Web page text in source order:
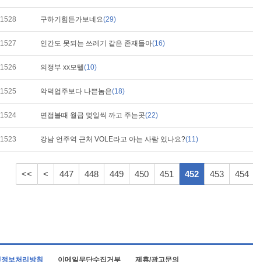
1528 구하기힘든가보네요(29)
1527 인간도 못되는 쓰레기 같은 존재들아(16)
1526 의정부 xx모텔(10)
1525 악덕업주보다 나쁜놈은(18)
1524 면접볼때 월급 몇일씩 까고 주는곳(22)
1523 강남 언주역 근처 VOLE라고 아는 사람 있나요?(11)
<< < 447 448 449 450 451 452 453 454
보처리방침 이메일무단수집거부 제휴/광고문의